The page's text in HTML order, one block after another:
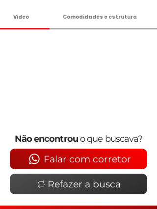
Vídeo Comodidades e estrutura
Não encontrouo que buscava?
Falar com corretor
Refazer a busca